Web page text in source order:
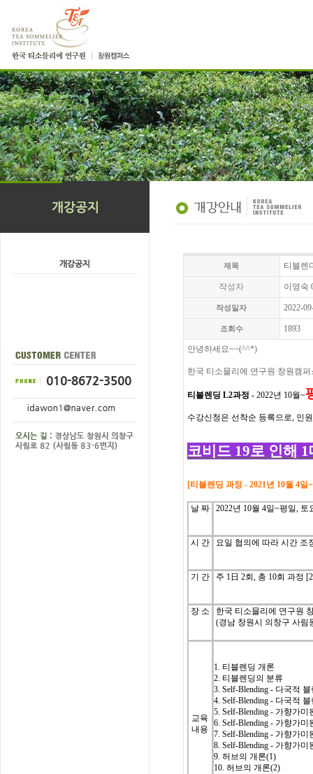
제목 티블렌
작성자 이영숙
작성일자 2022-
조회수 1893
안녕하세요~~(^^*)
한국 티소믈리에 연구원 창원캠
티블렌딩 L2과정 - 2022년 10월~
수강신청은 선착순 등록으로, 인원
코비드 19로 인해
[티블렌딩 과정 - 2021년 10월 4
날 짜 2022년 10월 4일~평일,
시 간 요일 협의에 따라 시간 조
기 간 주 1日 2회, 총 10회 과정 [2
장 소
한국 티소믈리에 연구원
(경남 창원시 의창구 사림
교육
내용
1. 티블렌딩 개론
2. 티블렌딩의 분류
3.Self-Blending - 다국적
4.Self-Blending - 다국적
5.Self-Blending - 가향가
6.Self-Blending - 가향가
7.Self-Blending - 가향가
8.Self-Blending - 가향가
9. 허브의 개론(1)
10. 허브의 개론(2)